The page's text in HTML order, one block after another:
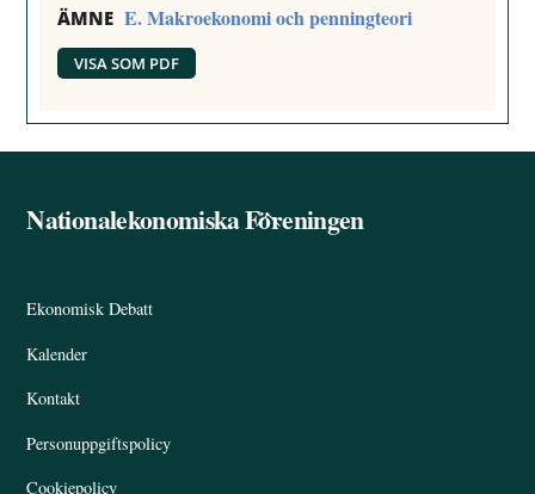
ÄMNE E. Makroekonomi och penningteori
VISA SOM PDF
Back
Nationalekonomiska Föreningen
Ekonomisk Debatt
Kalender
Kontakt
Personuppgiftspolicy
Cookiepolicy